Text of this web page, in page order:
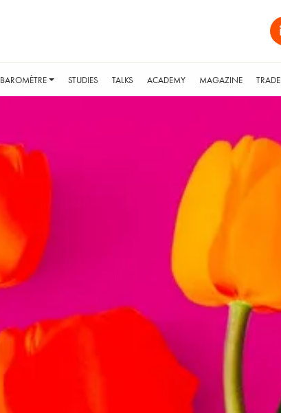
BAROMÈTRE STUDIES TALKS ACADEMY MAGAZINE TRADE